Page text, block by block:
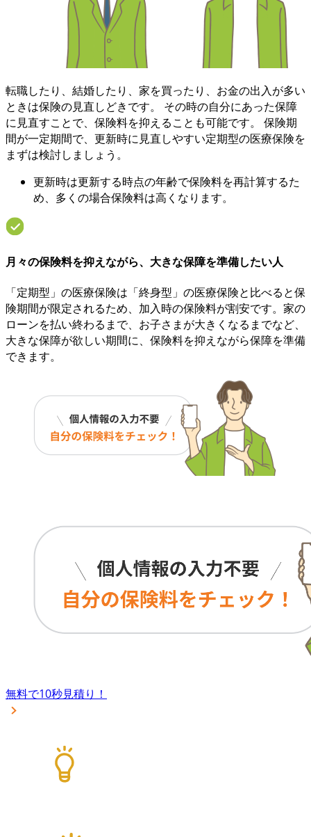
転職したり、結婚したり、家を買ったり、お金の出入が多い
ときは保険の見直しどきです。 その時の自分にあった保障
に見直すことで、保険料を抑えることも可能です。 保険期
間が一定期間で、更新時に見直しやすい定期型の医療保険を
まずは検討しましょう。
更新時は更新する時点の年齢で保険料を再計算するた
め、多くの場合保険料は高くなります。
月々の保険料を抑えながら、大きな保障を準備したい人
「定期型」の医療保険は「終身型」の医療保険と比べると保
険期間が限定されるため、加入時の保険料が割安です。家の
ローンを払い終わるまで、お子さまが大きくなるまでなど、
大きな保障が欲しい期間に、保険料を抑えながら保障を準備
できます。
無料で10秒見積り！